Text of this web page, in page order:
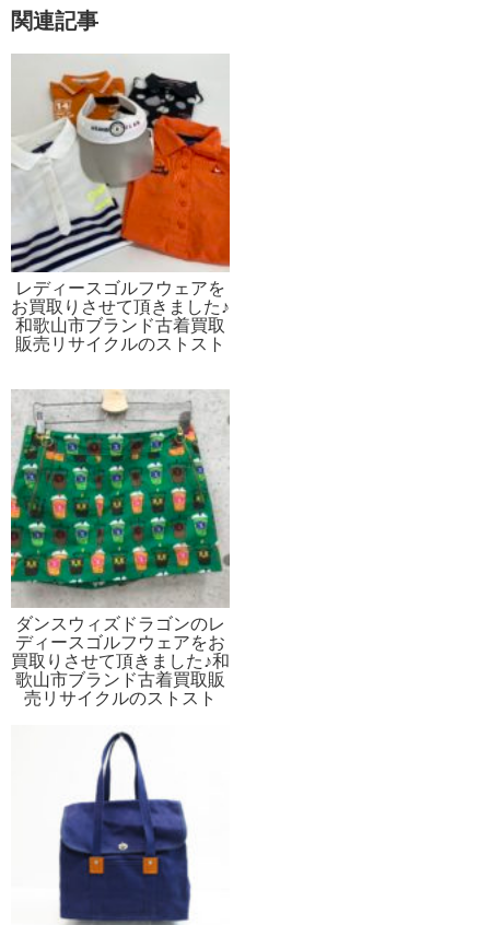
関連記事
レディースゴルフウェアを
お買取りさせて頂きました♪
和歌山市ブランド古着買取
販売リサイクルのストスト
ダンスウィズドラゴンのレ
ディースゴルフウェアをお
買取りさせて頂きました♪和
歌山市ブランド古着買取販
売リサイクルのストスト